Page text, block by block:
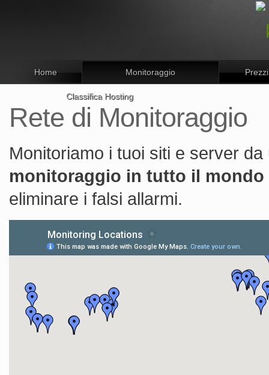
Home Monitoraggio Prezzi
Classifica Hosting
Rete di Monitoraggio
Monitoriamo i tuoi siti e server
monitoraggio in tutto il mondo
eliminare i falsi allarmi.